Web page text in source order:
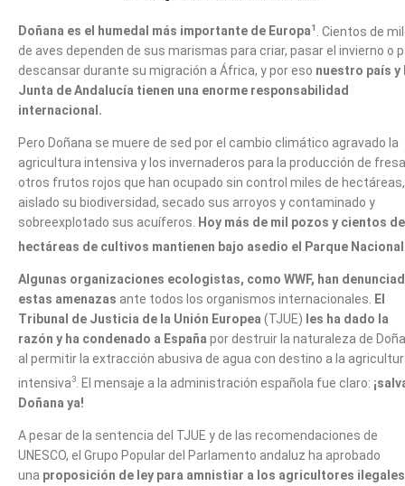
Doñana es el humedal más importante de Europa1
. Cientos de
de aves dependen de sus marismas para criar, pasar el invierno o
descansar durante su migración a África, y por eso nuestro país y
Junta de Andalucía tienen una enorme responsabilidad
internacional.
Pero Doñana se muere de sed por el cambio climático agravado la
agricultura intensiva y los invernaderos para la producción de
otros frutos rojos que han ocupado sin control miles de hectáreas,
aislado su biodiversidad, secado sus arroyos y contaminado y
sobreexplotado sus acuíferos. Hoy más de mil pozos y cientos de
hectáreas de cultivos mantienen bajo asedio el Parque Nacional
Algunas organizaciones ecologistas, como WWF, han
estas amenazas ante todos los organismos internacionales.
El
Tribunal de Justicia de la Unión Europea (TJUE) les ha dado la
razón y ha condenado a España por destruir la naturaleza de
al permitir la extracción abusiva de agua con destino a la
intensiva3 . El mensaje a la administración española fue claro:
Doñana ya!
A pesar de la sentencia del TJUE y de las recomendaciones de
UNESCO, el Grupo Popular del Parlamento andaluz ha aprobado
una proposición de ley para amnistiar a los agricultores ilegales